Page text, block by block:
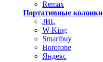
Remax
Портативные колонки
JBL
W-King
Smartbuy
Borofone
Яндекс